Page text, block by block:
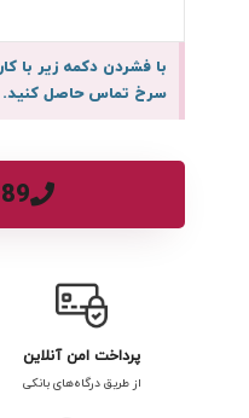
با فشردن دکمه زیر با
سرخ تماس حاصل کنید.
پرداخت امن آنلاین
از طریق درگاه‌های بانکی